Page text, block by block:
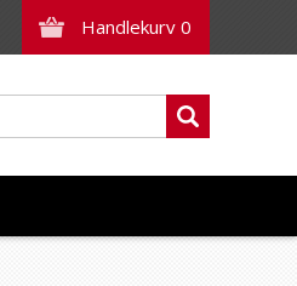
Handlekurv 0